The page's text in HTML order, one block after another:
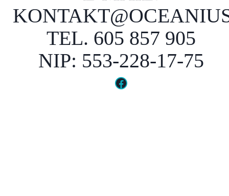
TEL. 605 857 905
NIP: 553-228-17-75
Facebook